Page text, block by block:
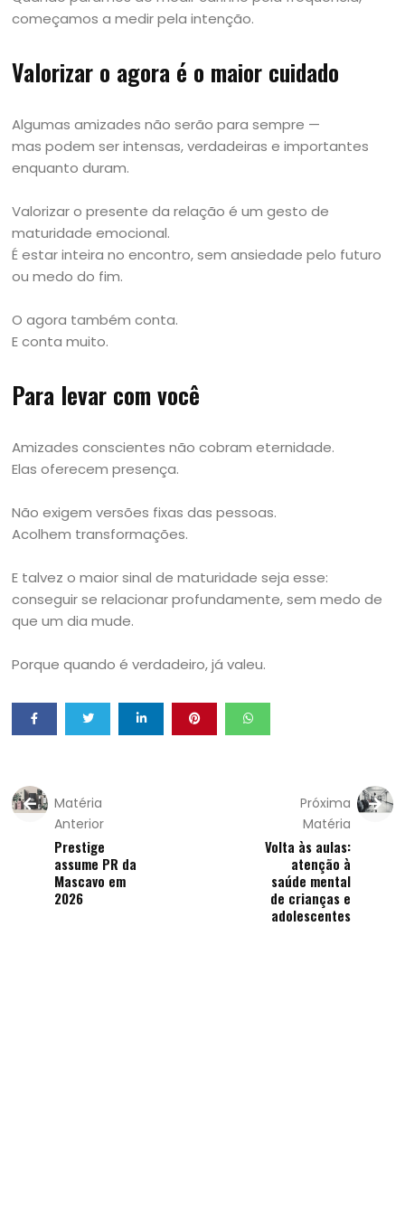
começamos a medir pela intenção.
Valorizar o agora é o maior cuidado
Algumas amizades não serão para sempre —
mas podem ser intensas, verdadeiras e importantes
enquanto duram.
Valorizar o presente da relação é um gesto de
maturidade emocional.
É estar inteira no encontro, sem ansiedade pelo futuro
ou medo do fim.
O agora também conta.
E conta muito.
Para levar com você
Amizades conscientes não cobram eternidade.
Elas oferecem presença.
Não exigem versões fixas das pessoas.
Acolhem transformações.
E talvez o maior sinal de maturidade seja esse:
conseguir se relacionar profundamente, sem medo de
que um dia mude.
Porque quando é verdadeiro, já valeu.
Matéria
Anterior
Prestige
assume PR da
Mascavo em
2026
Próxima
Matéria
Volta às aulas:
atenção à
saúde mental
de crianças e
adolescentes